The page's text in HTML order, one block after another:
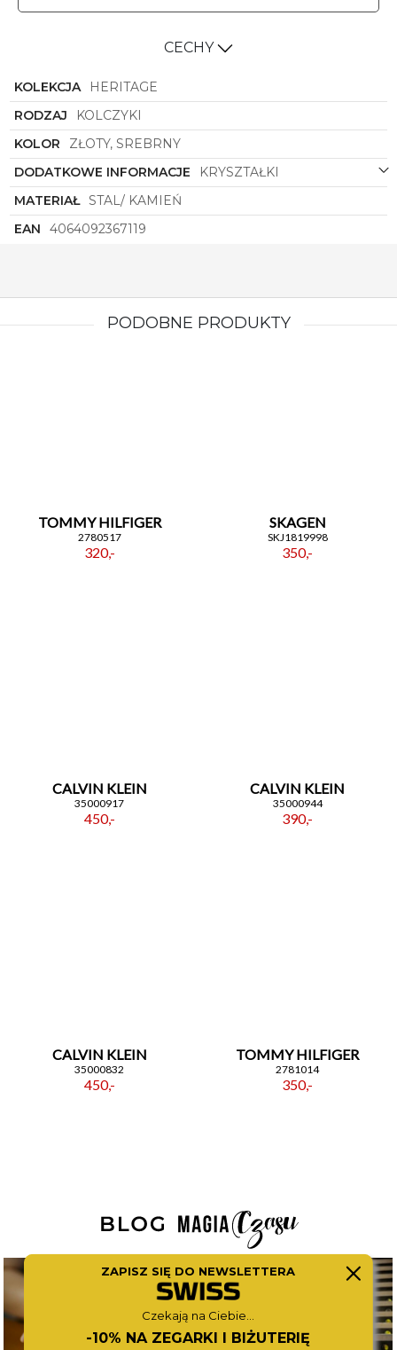
CECHY
KOLEKCJA
HERITAGE
RODZAJ
KOLCZYKI
KOLOR
ZŁOTY, SREBRNY
DODATKOWE INFORMACJE
KRYSZTAŁKI
MATERIAŁ STAL/ KAMIEŃ
EAN
4064092367119
PODOBNE PRODUKTY
TOMMY HILFIGER
2780517
320,-
SKAGEN
SKJ1819998
350,-
CALVIN KLEIN
35000917
450,-
CALVIN KLEIN
35000944
390,-
CALVIN KLEIN
35000832
450,-
TOMMY HILFIGER
2781014
350,-
ZAPISZ SIĘ DO NEWSLETTERA
Czekają na Ciebie...
-10% NA ZEGARKI I BIŻUTERIĘ